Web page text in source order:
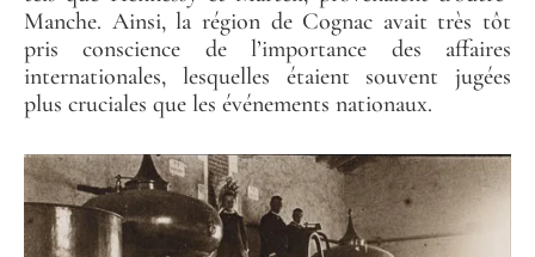
Manche. Ainsi, la région de Cognac avait très tôt
pris conscience de l’importance des affaires
internationales, lesquelles étaient souvent jugées
plus cruciales que les événements nationaux.